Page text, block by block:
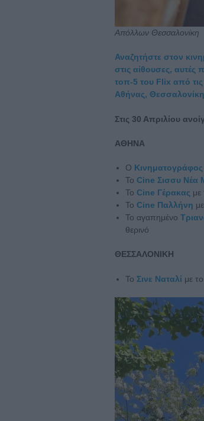
Απόλλων Θεσσαλονίκη
Αναζητήστε στον
στις αίθουσες, αυτές
τοπ-5 του Flix από τις
Αθήνας,
Στις 30 Απριλίου
ΑΘΗΝΑ
Ο
Το Cine Σισσυ Νέα
Το Cine Γέρακας με
Το Cine Παλλήνη
Το αγαπημένο
θερινό
ΘΕΣΣΑΛΟΝΙΚΗ
Το Σινε Ναταλί με